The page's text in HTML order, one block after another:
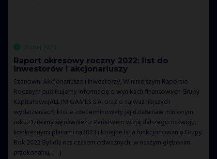
01 maj 2023
Raport okresowy roczny 2022: list do
inwestorów i akcjonariuszy
Szanowni Akcjonariusze i Inwestorzy, W niniejszym Raporcie
Rocznym publikujemy informację o wynikach finansowych Grupy
KapitałowejALL IN! GAMES S.A. oraz o najważniejszych
wydarzeniach, które zdeterminowały jej działaniaw minionym
roku. Dzielimy się również z Państwem wizją dalszego rozwoju,
konkretnymi planami na2023 i kolejne lata funkcjonowania Grupy.
Rok 2022 Był dla nas czasem odważnych, w naszym głębokim
przekonaniu, […]